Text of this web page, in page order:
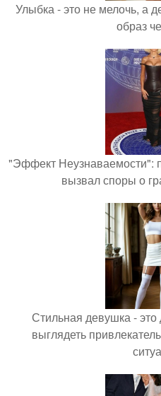
Улыбка - это не мелочь, а
образ
"Эффект Неузнаваемости":
вызвал споры о
Стильная девушка -
выглядеть